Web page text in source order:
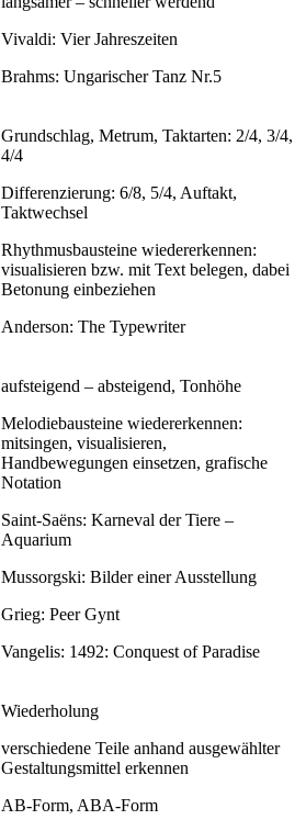
Vivaldi: Vier Jahreszeiten
Brahms: Ungarischer Tanz Nr.5
Grundschlag, Metrum, Taktarten: 2/4, 3/4,
4/4
Differenzierung: 6/8, 5/4, Auftakt,
Taktwechsel
Rhythmusbausteine wiedererkennen:
visualisieren bzw. mit Text belegen, dabei
Betonung einbeziehen
Anderson: The Typewriter
aufsteigend – absteigend, Tonhöhe
Melodiebausteine wiedererkennen:
mitsingen, visualisieren,
Handbewegungen einsetzen, grafische
Notation
Saint-Saëns: Karneval der Tiere –
Aquarium
Mussorgski: Bilder einer Ausstellung
Grieg: Peer Gynt
Vangelis: 1492: Conquest of Paradise
Wiederholung
verschiedene Teile anhand ausgewählter
Gestaltungsmittel erkennen
AB-Form, ABA-Form